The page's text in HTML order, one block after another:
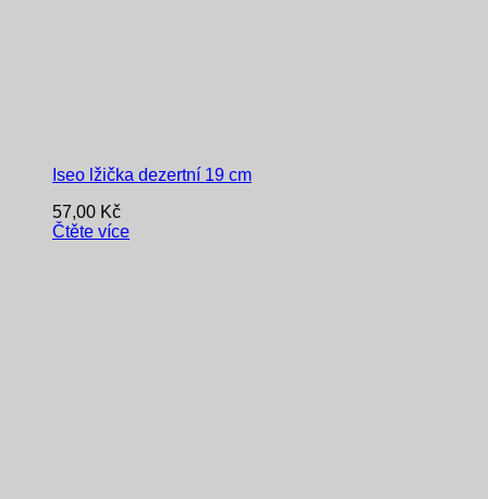
Iseo lžička dezertní 19 cm
57,00 Kč
Čtěte více